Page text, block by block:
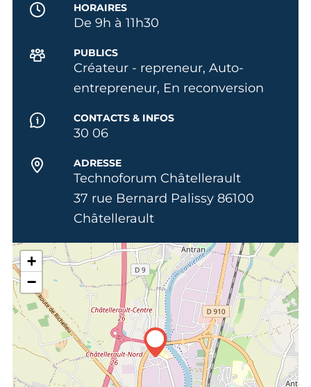
HORAIRES
De 9h à 11h30
PUBLICS
Créateur - repreneur, Auto-
entrepreneur, En reconversion
CONTACTS & INFOS
30 06
ADRESSE
Technoforum Châtellerault
37 rue Bernard Palissy 86100
Châtellerault
+
−